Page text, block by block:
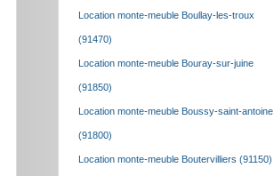
Location monte-meuble Boullay-les-troux
(91470)
Location monte-meuble Bouray-sur-juine
(91850)
Location monte-meuble Boussy-saint-antoine
(91800)
Location monte-meuble Boutervilliers (91150)